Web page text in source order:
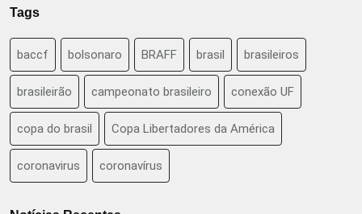
Tags
baccf bolsonaro BRAFF brasil brasileiros
brasileirão campeonato brasileiro conexão UF
copa do brasil Copa Libertadores da América
coronavirus coronavírus